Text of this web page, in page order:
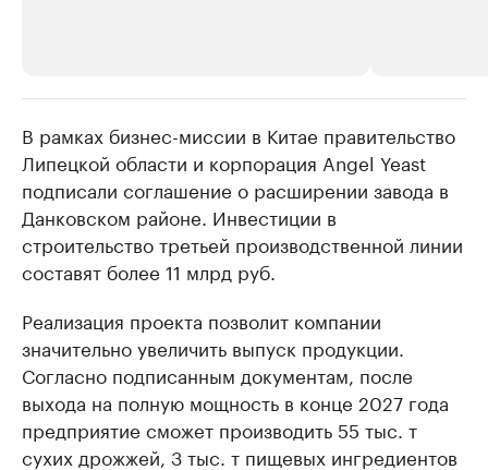
РБК Компании
Делитесь новостями бизнеса на РБК
Управляйте страницей компании и развивайте личные
бренды спикеров бизнеса
продавцы
В рамках бизнес-миссии в Китае правительство
Липецкой области и корпорация Angel Yeast
подписали соглашение о расширении завода в
Данковском районе. Инвестиции в
строительство третьей производственной линии
составят более 11 млрд руб.
Реализация проекта позволит компании
значительно увеличить выпуск продукции.
Согласно подписанным документам, после
выхода на полную мощность в конце 2027 года
предприятие сможет производить 55 тыс. т
сухих дрожжей, 3 тыс. т пищевых ингредиентов